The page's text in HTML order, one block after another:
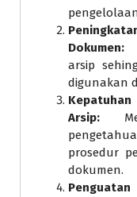
Dokumen:
arsip
digunakan
Kepatuhan
Arsip:
prosedur
dokumen.